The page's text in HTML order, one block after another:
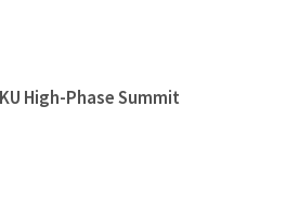
High-Phase Summit